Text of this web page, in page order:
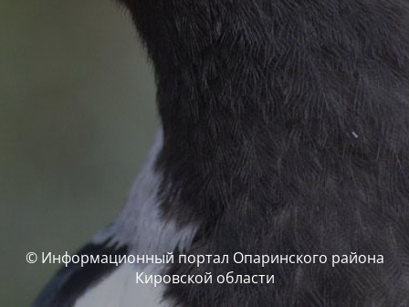
© Информационный портал Опаринского района
Кировской области